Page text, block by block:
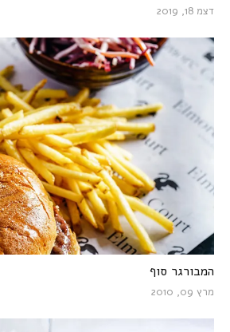
דצמ 18, 2019
המבורגר סוף
מרץ 09, 2010